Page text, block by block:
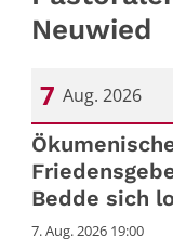
Neuwied
7 Aug. 2026
Datum: 7. August
Bedde sich
7. Aug. 2026 19:00